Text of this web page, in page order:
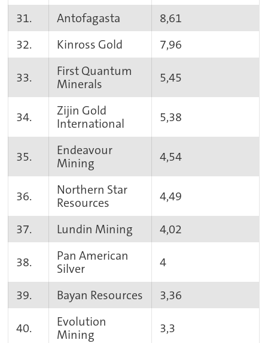
31.
Antofagasta
8,61
32.
Kinross Gold 7,96
33.
First Quantum
Minerals
5,45
34.
Zijin Gold
International
5,38
35.
Endeavour
Mining
4,54
36.
Northern Star
Resources
4,49
37. Lundin Mining 4,02
38.
Pan American
Silver
4
39. Bayan Resources 3,36
40.
Evolution
Mining
3,3